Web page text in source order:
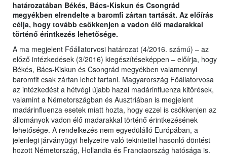
határozatában Békés, Bács-Kiskun és Csongrád
megyékben elrendelte a baromfi zártan tartását. Az előírás
célja, hogy tovább csökkenjen a vadon élő madarakkal
történő érintkezés lehetősége.
A ma megjelent Főállatorvosi határozat (4/2016. számú) – az
előző intézkedések (3/2016) kiegészítéseképpen – előírja, hogy
Békés, Bács-Kiskun és Csongrád megyékben valamennyi
baromfit csak zártan lehet tartani. Magyarország Főállatorvosa
az intézkedést a hétvégi újabb hazai madárinfluenza kitörések,
valamint a Németországban és Ausztriában is megjelent
madárinfluenza esetek miatt hozta, hogy ezzel is csökkenjen az
állományok vadon élő madarakkal történő érintkezésének
lehetősége. A rendelkezés nem egyedülálló Európában, a
jelenlegi járványügyi helyzetre való tekintettel hasonló döntést
hozott Németország, Hollandia és Franciaország hatósága is.